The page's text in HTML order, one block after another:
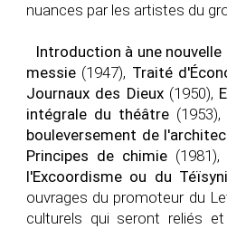
nuances par les artistes du
Introduction à une
messie (1947), Traité
Journaux des Dieux(1950),
intégrale du théâtre (1953),
bouleversement de
Principes de chimie
l'Excoordisme ou du
ouvrages du promoteur du
culturels qui seront reliés